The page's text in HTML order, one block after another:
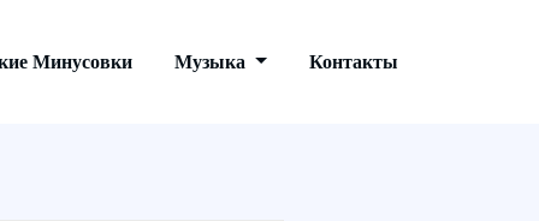
Минусовки Музыка Контакты